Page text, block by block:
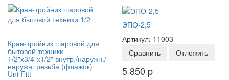
Кран-тройник шаровой для
бытовой техники
1/2"х3/4"х1/2" внутр./наружн./
наружн. резьба (флажок)
Uni-Fitt
ЭПО-2,5
Артикул: 11003
Сравнить
Отложить
5 850 p